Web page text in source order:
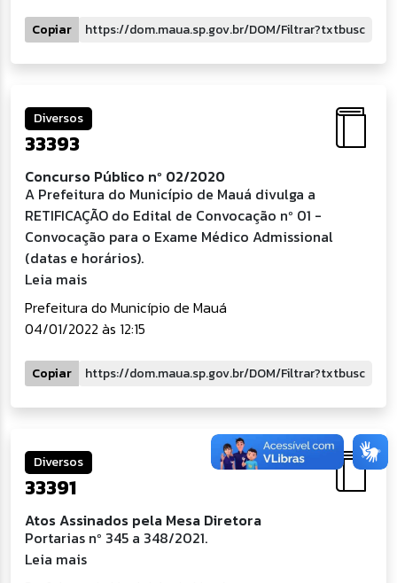
Copiar
Diversos
33393
Concurso Público nº 02/2020
A Prefeitura do Município de Mauá divulga a
RETIFICAÇÃO do Edital de Convocação nº 01 -
Convocação para o Exame Médico Admissional
(datas e horários).
Leia mais
Prefeitura do Município de Mauá
04/01/2022 às 12:15
Copiar
Diversos
33391
Atos Assinados pela Mesa Diretora
Portarias nº 345 a 348/2021.
Leia mais